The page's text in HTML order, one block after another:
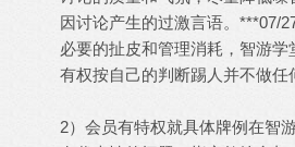
因讨论产生的过激言语。***07/
必要的扯皮和管理消耗，智游
有权按自己的判断踢人并不做任
2）会员有特权就具体牌例在智